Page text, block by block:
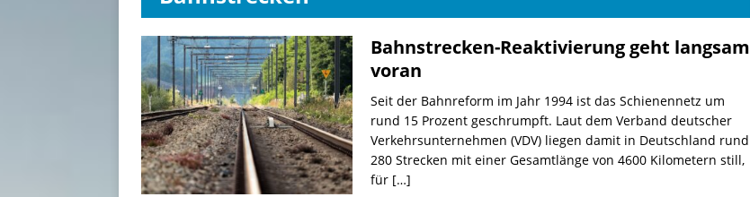
Bahnstrecken-Reaktivierung geht langsam
voran
Seit der Bahnreform im Jahr 1994 ist das Schienennetz um
rund 15 Prozent geschrumpft. Laut dem Verband deutscher
Verkehrsunternehmen (VDV) liegen damit in Deutschland rund
280 Strecken mit einer Gesamtlänge von 4600 Kilometern still,
für […]